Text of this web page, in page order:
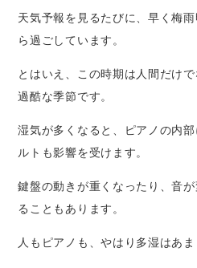
天気予報を見るたびに、早く梅
ら過ごしています。
とはいえ、この時期は人間だけ
過酷な季節です。
湿気が多くなると、ピアノの内
ルトも影響を受けます。
鍵盤の動きが重くなったり、音
ることもあります。
人もピアノも、やはり多湿はあ